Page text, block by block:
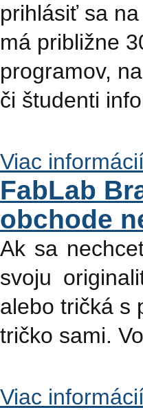
prihlásiť sa
má približne
programov,
či študenti
Viac
FabLab
obchode
Ak sa
svoju
alebo tričká s
tričko sami.
Viac